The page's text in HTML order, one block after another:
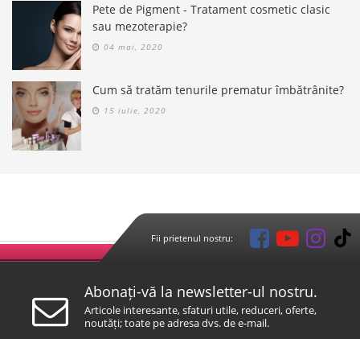
Pete de Pigment - Tratament cosmetic clasic
sau mezoterapie?
04 mai, 2020
Cum să tratăm tenurile prematur îmbătrânite?
15 iulie, 2020
Fii prietenul nostru:
Abonați-vă la newsletter-ul nostru.
Articole interesante, sfaturi utile, reduceri, oferte,
noutăți; toate pe adresa dvs. de e-mail.